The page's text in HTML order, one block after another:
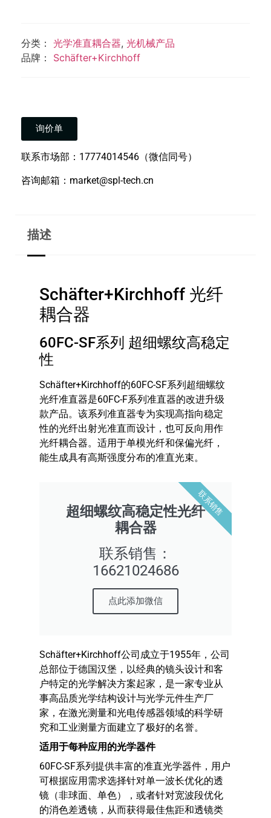
分类： 光学准直耦合器, 光机械产品
品牌： Schäfter+Kirchhoff
询价单
联系市场部：17774014546（微信同号）
咨询邮箱：market@spl-tech.cn
描述
Schäfter+Kirchhoff 光纤
耦合器
60FC-SF系列 超细螺纹高稳定
性
Schäfter+Kirchhoff的60FC-SF系列超细螺纹
光纤准直器是60FC-F系列准直器的改进升级
款产品。该系列准直器专为实现高指向稳定
性的光纤出射光准直而设计，也可反向用作
光纤耦合器。适用于单模光纤和保偏光纤，
能生成具有高斯强度分布的准直光束。
超细螺纹高稳定性光纤
耦合器
联系销售：
16621024686
点此添加微信
联系销售
Schäfter+Kirchhoff公司成立于1955年，公司
总部位于德国汉堡，以经典的镜头设计和客
户特定的光学解决方案起家，是一家专业从
事高品质光学结构设计与光学元件生产厂
家，在激光测量和光电传感器领域的科学研
究和工业测量方面建立了极好的名誉。
适用于每种应用的光学器件
60FC-SF系列提供丰富的准直光学器件，用户
可根据应用需求选择针对单一波长优化的透
镜（非球面、单色），或者针对宽波段优化
的消色差透镜，从而获得最佳焦距和透镜类